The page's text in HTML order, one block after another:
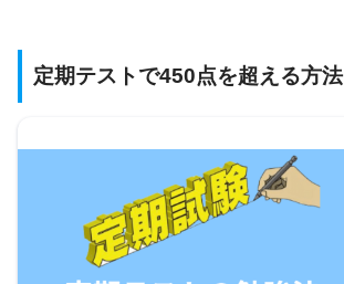
定期テストで450点を超える方法